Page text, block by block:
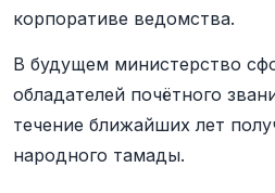
корпоративе ведомства.
В будущем министерство
обладателей почётного
течение ближайших лет
народного тамады.